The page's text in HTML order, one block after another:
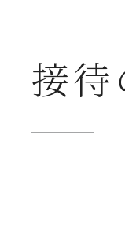
公式シ
創業
接